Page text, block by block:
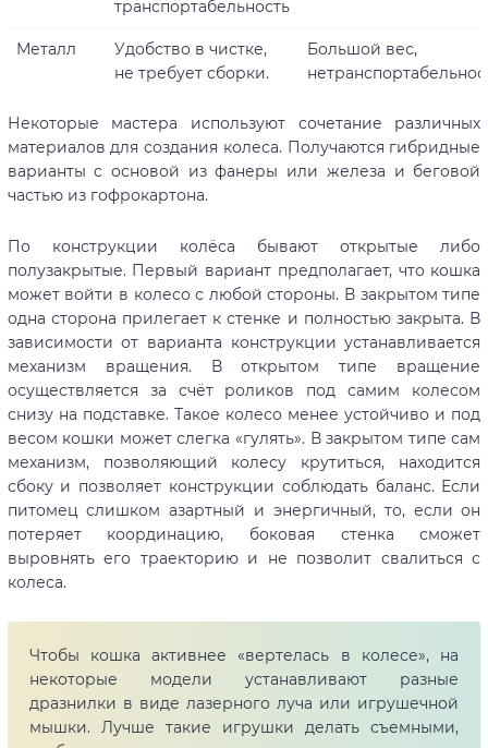
транспортабельность
Металл
Удобство в чистке,
не требует сборки.
Большой вес,
Некоторые мастера используют сочетание различных
материалов для создания колеса. Получаются гибридные
варианты с основой из фанеры или железа и беговой
частью из гофрокартона.
По конструкции колёса бывают открытые либо
полузакрытые. Первый вариант предполагает, что кошка
может войти в колесо с любой стороны. В закрытом типе
одна сторона прилегает к стенке и полностью закрыта. В
зависимости от варианта конструкции устанавливается
механизм вращения. В открытом типе вращение
осуществляется за счёт роликов под самим колесом
снизу на подставке. Такое колесо менее устойчиво и под
весом кошки может слегка «гулять». В закрытом типе сам
механизм, позволяющий колесу крутиться, находится
сбоку и позволяет конструкции соблюдать баланс. Если
питомец слишком азартный и энергичный, то, если он
потеряет координацию, боковая стенка сможет
выровнять его траекторию и не позволит свалиться с
колеса.
Чтобы кошка активнее «вертелась в колесе», на
некоторые модели устанавливают разные
дразнилки в виде лазерного луча или игрушечной
мышки. Лучше такие игрушки делать съемными,